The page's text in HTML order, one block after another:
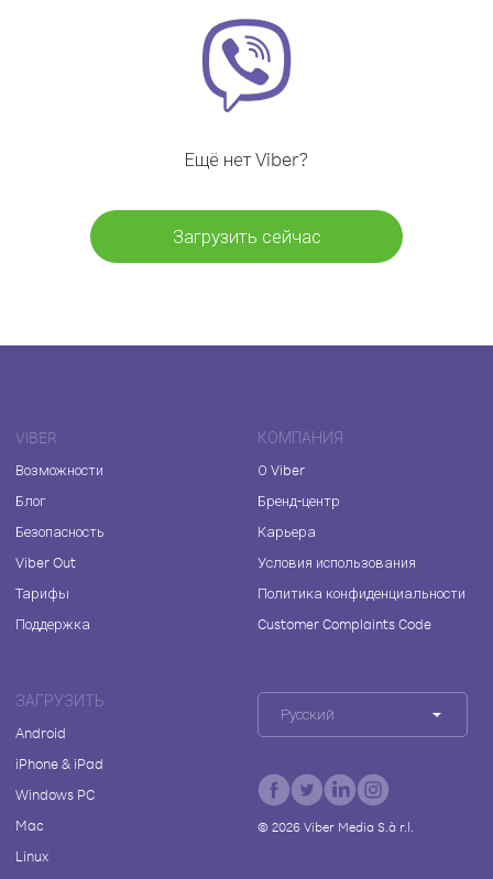
Ещё нет Viber?
Загрузить сейчас
VIBER
Возможности
Блог
Безопасность
Viber Out
Тарифы
Поддержка
КОМПАНИЯ
О Viber
Бренд-центр
Карьера
Условия использования
Политика конфиденциальности
Customer Complaints Code
ЗАГРУЗИТЬ
Android
iPhone & iPad
Windows PC
Mac
Linux
Русский
© 2026Viber Media S.à r.l.